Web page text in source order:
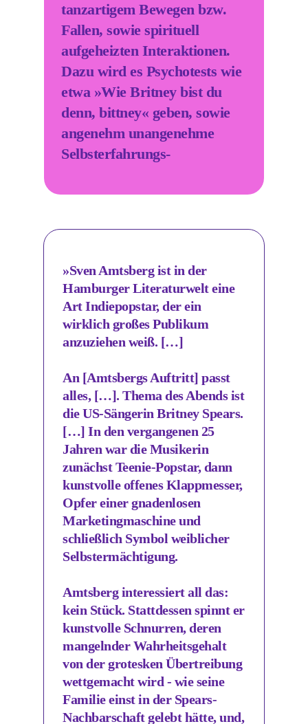
tanzartigem Bewegen bzw.
Fallen, sowie spirituell
aufgeheizten Interaktionen.
Dazu wird es Psychotests wie
etwa »Wie Britney bist du
denn, bittney« geben, sowie
angenehm unangenehme
Selbsterfahrungs-
Amtsberg.
»Sven Amtsberg ist in der
Hamburger Literaturwelt eine
Art Indiepopstar, der ein
wirklich großes Publikum
anzuziehen weiß. […]
An [Amtsbergs Auftritt] passt
alles, […]. Thema des Abends ist
die US-Sängerin Britney Spears.
[…] In den vergangenen 25
Jahren war die Musikerin
zunächst Teenie-Popstar, dann
kunstvolle offenes Klappmesser,
Opfer einer gnadenlosen
Marketingmaschine und
schließlich Symbol weiblicher
Selbstermächtigung.
Amtsberg interessiert all das:
kein Stück. Stattdessen spinnt er
kunstvolle Schnurren, deren
mangelnder Wahrheitsgehalt
von der grotesken Übertreibung
wettgemacht wird - wie seine
Familie einst in der Spears-
Nachbarschaft gelebt hätte, und,